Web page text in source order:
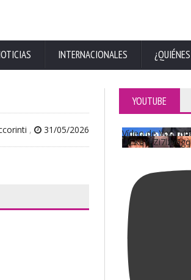
INTERNACIONALES
, 31/05/2026
YOUTUBE
Vídeo de